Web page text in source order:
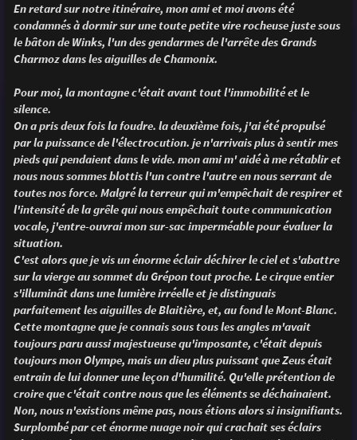
En retard sur notre itinéraire, mon ami et moi avons été
condamnés à dormir sur une toute petite vire rocheuse juste sous
le bâton de Winks, l'un des gendarmes de l'arrête des Grands
Charmoz dans les aiguilles de Chamonix.
Pour moi, la montagne c'était avant tout l'immobilité et le
silence.
On a pris deux fois la foudre. la deuxième fois, j'ai été propulsé
par la puissance de l'électrocution. je n'arrivais plus à sentir mes
pieds qui pendaient dans le vide. mon ami m' aidé à me rétablir et
nous nous sommes blottis l'un contre l'autre en nous serrant de
toutes nos force. Malgré la terreur qui m'empêchait de respirer et
l'intensité de la grêle qui nous empêchait toute communication
vocale, j'entre-ouvrai mon sur-sac imperméable pour évaluer la
situation.
C'est alors que je vis un énorme éclair déchirer le ciel et s'abattre
sur la vierge au sommet du Grépon tout proche. Le cirque entier
s'illuminât dans une lumière irréelle et je distinguais
parfaitement les aiguilles de Blaitière, et, au fond le Mont-Blanc.
Cette montagne que je connais sous tous les angles m'avait
toujours paru aussi majestueuse qu'imposante, c'était depuis
toujours mon Olympe, mais un dieu plus puissant que Zeus était
entrain de lui donner une leçon d'humilité. Qu'elle prétention de
croire que c'était contre nous que les éléments se déchainaient.
Non, nous n'existions même pas, nous étions alors si insignifiants.
Surplombé par cet énorme nuage noir qui crachait ses éclairs